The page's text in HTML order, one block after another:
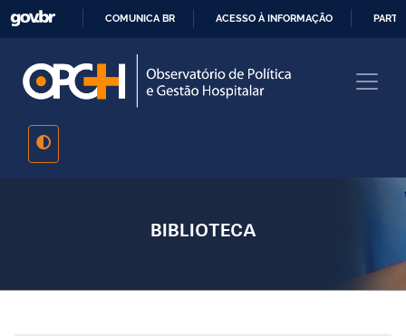
Pular
conteúdo
principal
PARA
O
COMUNICA BR ACESSO À INFORMAÇÃO
BIBLIOTECA